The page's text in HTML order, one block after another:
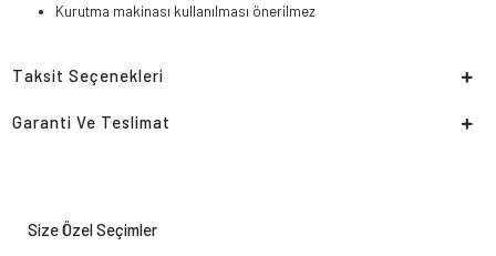
Kurutma makinası kullanılması önerilmez
Taksit Seçenekleri
Garanti Ve Teslimat
Size Özel Seçimler